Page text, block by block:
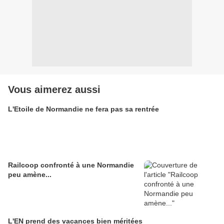
Vous aimerez aussi
L'Etoile de Normandie ne fera pas sa rentrée
Railcoop confronté à une Normandie
peu amène...
L'EN prend des vacances bien méritées